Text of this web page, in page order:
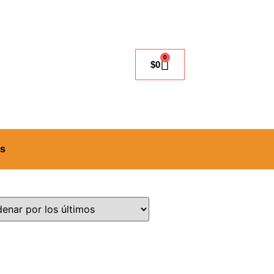
$0
0